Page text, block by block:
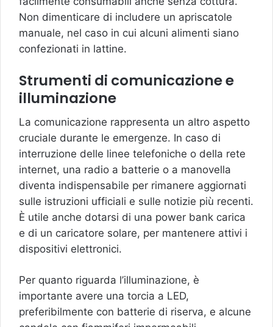
Non dimenticare di includere un apriscatole
manuale, nel caso in cui alcuni alimenti siano
confezionati in lattine.
Strumenti di comunicazione e
illuminazione
La comunicazione rappresenta un altro aspetto
cruciale durante le emergenze. In caso di
interruzione delle linee telefoniche o della rete
internet, una radio a batterie o a manovella
diventa indispensabile per rimanere aggiornati
sulle istruzioni ufficiali e sulle notizie più recenti.
È utile anche dotarsi di una power bank carica
e di un caricatore solare, per mantenere attivi i
dispositivi elettronici.
Per quanto riguarda l’illuminazione, è
importante avere una torcia a LED,
preferibilmente con batterie di riserva, e alcune